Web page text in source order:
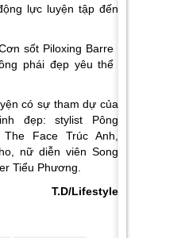
lực luyện tập đến
có sự tham dự của
đẹp: stylist Pông
Face Trúc Anh,
nữ diễn viên Song
Tiểu Phương.
T.D/Lifestyle